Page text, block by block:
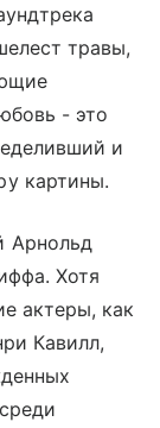
травы,
- это
и
картины.
Арнольд
Хотя
актеры, как
Кавилл,